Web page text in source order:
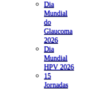
Dia
Mundial
do
Glaucoma
2026
Dia
Mundial
HPV 2026
15
Jornadas